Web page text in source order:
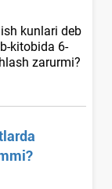
kunlari deb
kitobida 6-
zarurmi?